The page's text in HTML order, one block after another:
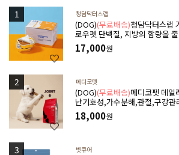
청담닥터스랩
(DOG)(무료배송)청담닥터스랩
로우펫 단백질, 지방의 함량을
600g(100gx6ea) 저지방처방습
환,고지혈증,담낭슬러지
17,000원
메디코펫
(DOG)(무료배송)메디코펫 데일
난기호성,가수분해,관절,구강
18,000원
벳큐어